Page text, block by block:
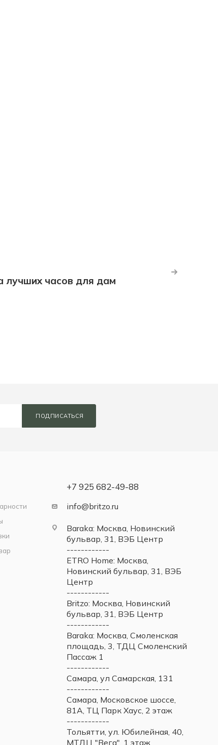
лучших часов для дам
ПОДПИСАТЬСЯ
+7 925 682-49-88
info@britzo.ru
Baraka: Москва, Новинский
бульвар, 31, ВЭБ Центр
------------
ETRO Home: Москва,
Новинский бульвар, 31, ВЭБ
Центр
------------
Britzo: Москва, Новинский
бульвар, 31, ВЭБ Центр
------------
Baraka: Москва, Смоленская
площадь, 3, ТДЦ Смоленский
Пассаж 1
------------
Самара, ул Самарская, 131
------------
Самара, Московское шоссе,
81А, ТЦ Парк Хаус, 2 этаж
------------
Тольятти, ул. Юбилейная, 40,
МТДЦ "Вега", 1 этаж